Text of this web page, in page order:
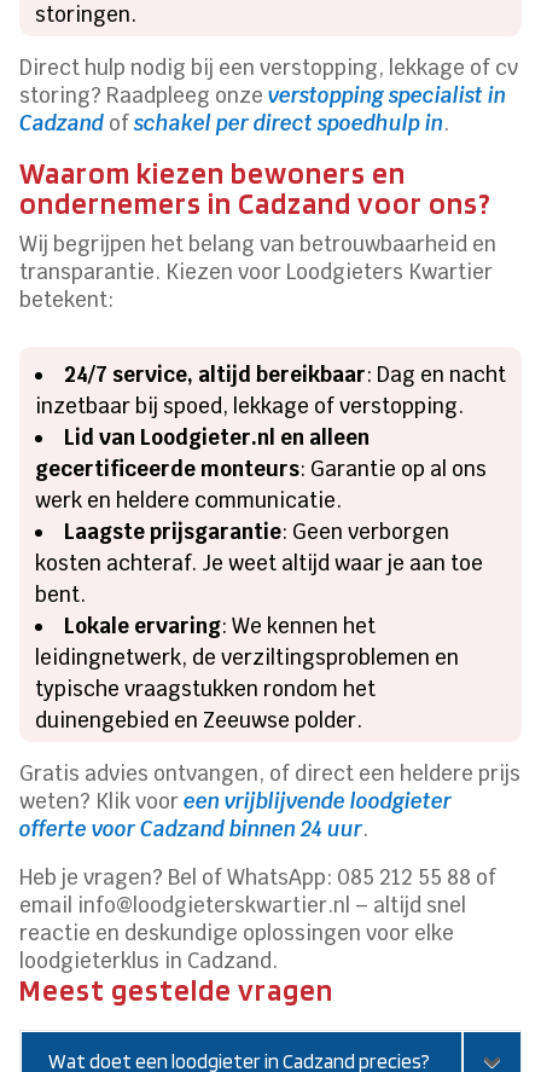
storingen.
Direct hulp nodig bij een verstopping, lekkage of cv
storing? Raadpleeg onzeverstopping specialist in
Cadzand ofschakel per direct spoedhulp in.
Waarom kiezen bewoners en
ondernemers in Cadzand voor ons?
Wij begrijpen het belang van betrouwbaarheid en
transparantie. Kiezen voor Loodgieters Kwartier
betekent:
24/7 service, altijd bereikbaar: Dag en nacht
inzetbaar bij spoed, lekkage of verstopping.
Lid van Loodgieter.nl en alleen
gecertificeerde monteurs: Garantie op al ons
werk en heldere communicatie.
Laagste prijsgarantie: Geen verborgen
kosten achteraf. Je weet altijd waar je aan toe
bent.
Lokale ervaring: We kennen het
leidingnetwerk, de verziltingsproblemen en
typische vraagstukken rondom het
duinengebied en Zeeuwse polder.
Gratis advies ontvangen, of direct een heldere prijs
weten? Klik vooreen vrijblijvende loodgieter
offerte voor Cadzand binnen 24 uur.
Heb je vragen? Bel of WhatsApp: 085 212 55 88 of
email info@loodgieterskwartier.nl – altijd snel
reactie en deskundige oplossingen voor elke
loodgieterklus in Cadzand.
Meest gestelde vragen
Wat doet een loodgieter in Cadzand precies?